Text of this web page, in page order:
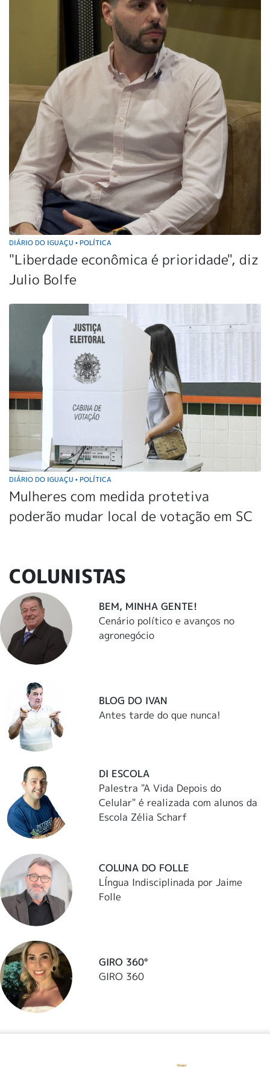
DIÁRIO DO IGUAÇU • POLÍTICA
"Liberdade econômica é prioridade", diz
Julio Bolfe
DIÁRIO DO IGUAÇU • POLÍTICA
Mulheres com medida protetiva
poderão mudar local de votação em SC
COLUNISTAS
BEM, MINHA GENTE!
Cenário político e avanços no
agronegócio
BLOG DO IVAN
Antes tarde do que nunca!
DI ESCOLA
Palestra "A Vida Depois do
Celular" é realizada com alunos da
Escola Zélia Scharf
COLUNA DO FOLLE
LÍngua Indisciplinada por Jaime
Folle
GIRO 360°
GIRO 360